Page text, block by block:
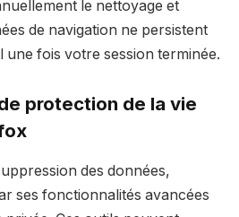
le nettoyage et
de navigation ne persistent
fois votre session terminée.
protection de la vie
des données,
ses fonctionnalités avancées